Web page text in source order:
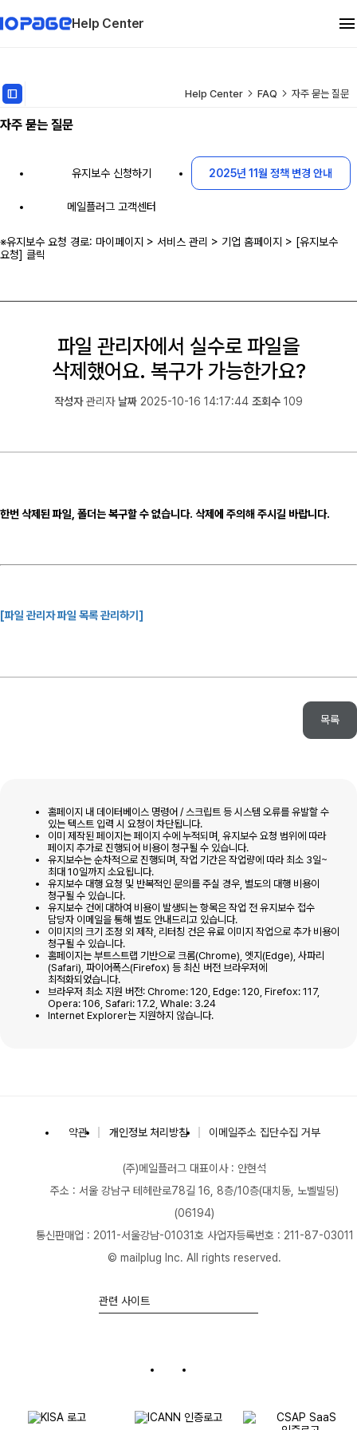
Help Center
유지보수
dock_to_right Help Center FAQ 자주 묻는 질문
자주 묻는 질문
유지보수 신청하기 2025년 11월 정책 변경 안내
메일플러그 고객센터
※유지보수 요청 경로: 마이페이지 > 서비스 관리 > 기업 홈페이지 > [유지보수
요청] 클릭
파일 관리자에서 실수로 파일을
삭제했어요. 복구가 가능한가요?
작성자관리자 날짜 2025-10-16 14:17:44 조회수 109
한번 삭제된 파일, 폴더는 복구할 수 없습니다. 삭제에 주의해 주시길 바랍니다.
[파일 관리자 파일 목록 관리하기]
목록
홈페이지 내 데이터베이스 명령어 / 스크립트 등 시스템 오류를 유발할 수
있는 텍스트 입력 시 요청이 차단됩니다.
이미 제작된 페이지는 페이지 수에 누적되며, 유지보수 요청 범위에 따라
페이지 추가로 진행되어 비용이 청구될 수 있습니다.
유지보수는 순차적으로 진행되며, 작업 기간은 작업량에 따라 최소 3일~
최대 10일까지 소요됩니다.
유지보수 대행 요청 및 반복적인 문의를 주실 경우, 별도의 대행 비용이
청구될 수 있습니다.
유지보수 건에 대하여 비용이 발생되는 항목은 작업 전 유지보수 접수
담당자 이메일을 통해 별도 안내드리고 있습니다.
이미지의 크기 조정 외 제작, 리터칭 건은 유료 이미지 작업으로 추가 비용이
청구될 수 있습니다.
홈페이지는 부트스트랩 기반으로 크롬(Chrome), 엣지(Edge), 사파리
(Safari), 파이어폭스(Firefox) 등 최신 버전 브라우저에
최적화되었습니다.
브라우저 최소 지원 버전: Chrome: 120, Edge: 120, Firefox: 117,
Opera: 106, Safari: 17.2, Whale: 3.24
Internet Explorer는 지원하지 않습니다.
약관 개인정보 처리방침 이메일주소 집단수집 거부
(주)메일플러그 대표이사 : 안현석
주소 : 서울 강남구 테헤란로78길 16, 8층/10층(대치동, 노벨빌딩)
(06194)
통신판매업 : 2011-서울강남-01031호 사업자등록번호 : 211-87-03011
© mailplug Inc. All rights reserved.
관련 사이트